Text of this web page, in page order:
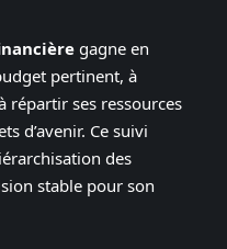
gagne en
pertinent, à
répartir ses ressources
d’avenir. Ce suivi
des
stable pour son